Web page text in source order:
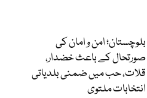
بلوچستان؛ امن و امان کی
صورتحال کے باعث خضدار،
قلات، حب میں ضمنی بلدیاتی
انتخابات ملتوی